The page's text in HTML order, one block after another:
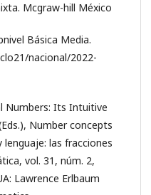
Mcgraw-hill México
Básica Media.
nacional/2022-
Numbers: Its Intuitive
Number concepts
las fracciones
vol. 31, núm. 2,
Lawrence Erlbaum